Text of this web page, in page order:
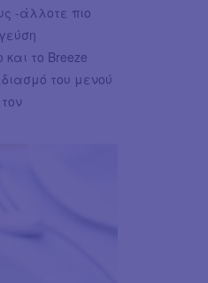
-άλλοτε πιο
το Breeze
του μενού